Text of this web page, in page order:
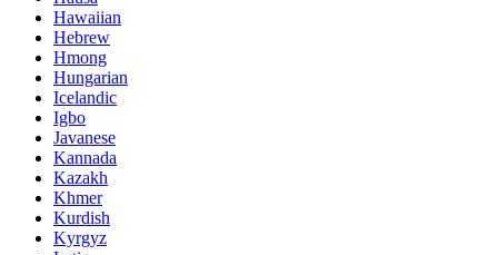
Hawaiian
Hebrew
Hmong
Hungarian
Icelandic
Igbo
Javanese
Kannada
Kazakh
Khmer
Kurdish
Kyrgyz